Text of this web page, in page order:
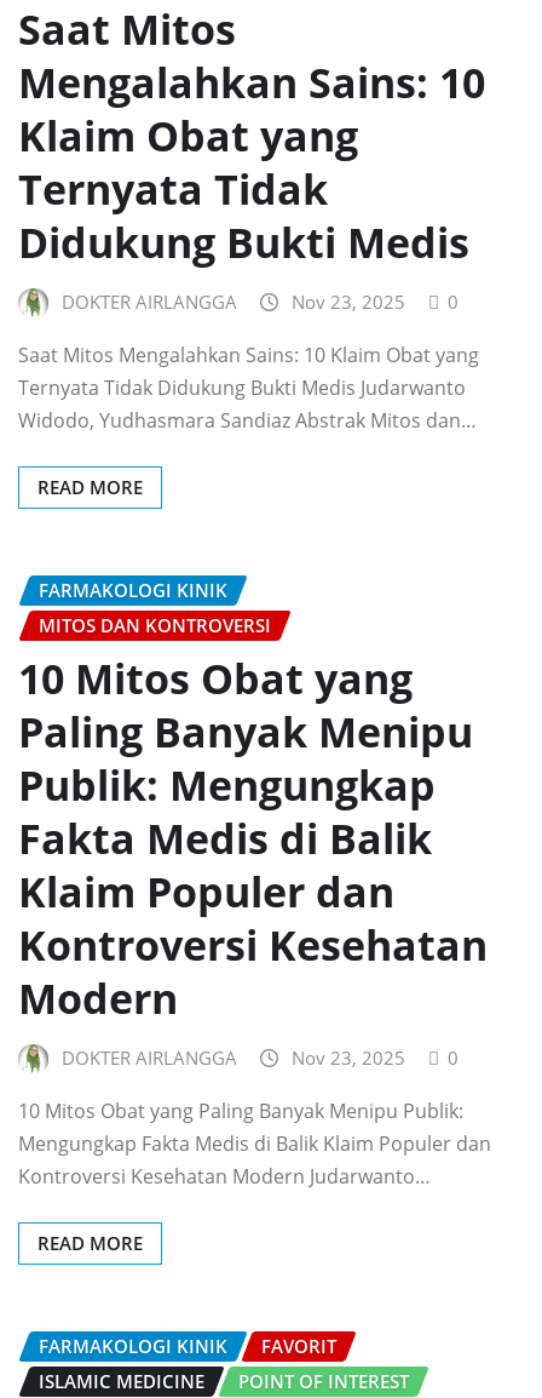
Saat Mitos
Mengalahkan Sains: 10
Klaim Obat yang
Ternyata Tidak
Didukung Bukti Medis
DOKTER AIRLANGGA Nov 23, 2025 0
Saat Mitos Mengalahkan Sains: 10 Klaim Obat yang
Ternyata Tidak Didukung Bukti Medis Judarwanto
Widodo, Yudhasmara Sandiaz Abstrak Mitos dan…
READ MORE
FARMAKOLOGI KINIK
MITOS DAN KONTROVERSI
10 Mitos Obat yang
Paling Banyak Menipu
Publik: Mengungkap
Fakta Medis di Balik
Klaim Populer dan
Kontroversi Kesehatan
Modern
DOKTER AIRLANGGA Nov 23, 2025 0
10 Mitos Obat yang Paling Banyak Menipu Publik:
Mengungkap Fakta Medis di Balik Klaim Populer dan
Kontroversi Kesehatan Modern Judarwanto…
READ MORE
FARMAKOLOGI KINIK
FAVORIT
ISLAMIC MEDICINE
POINT OF INTEREST